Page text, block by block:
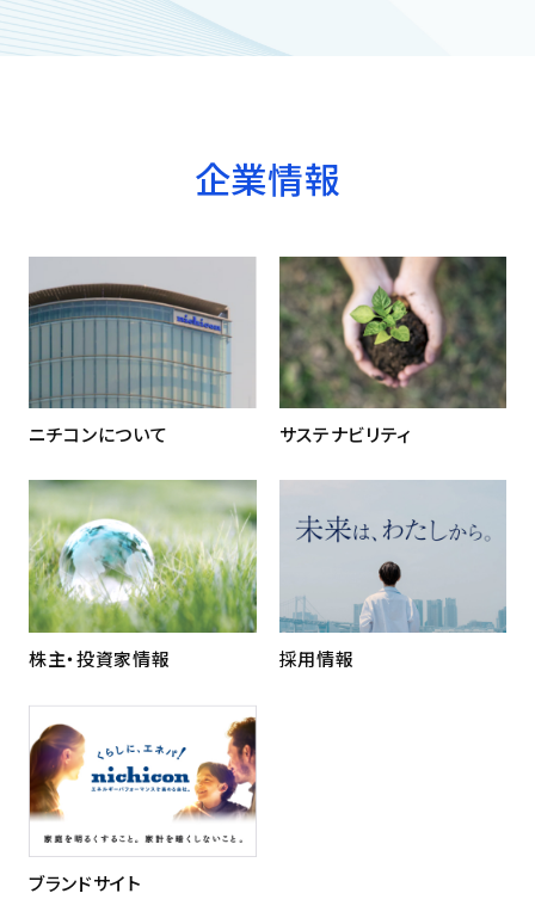
企業情報
ニチコンについて サステナビリティ
株主・投資家情報 採用情報
ブランドサイト